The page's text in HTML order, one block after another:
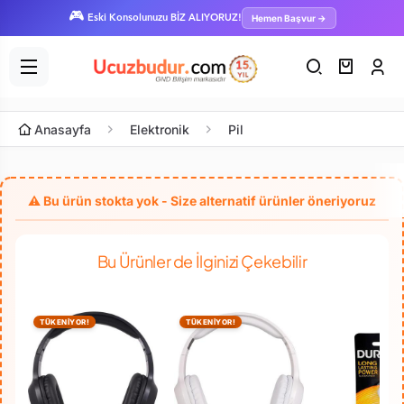
🎮 Eski Konsolunuzu BİZ ALIYORUZ! Hemen Başvur →
Anasayfa Elektronik Pil
Bu Ürünler de İlginizi Çekebilir
TÜKENİYOR! TÜKENİYOR!